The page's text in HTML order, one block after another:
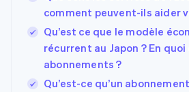
comment peuvent-ils aider
Qu’est ce que le modèle
récurrent au Japon ? En
abonnements ?
Qu’est-ce qu’un